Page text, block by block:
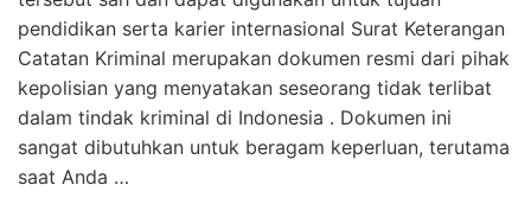
pendidikan serta karier internasional Surat Keterangan
Catatan Kriminal merupakan dokumen resmi dari pihak
kepolisian yang menyatakan seseorang tidak terlibat
dalam tindak kriminal di Indonesia . Dokumen ini
sangat dibutuhkan untuk beragam keperluan, terutama
saat Anda …